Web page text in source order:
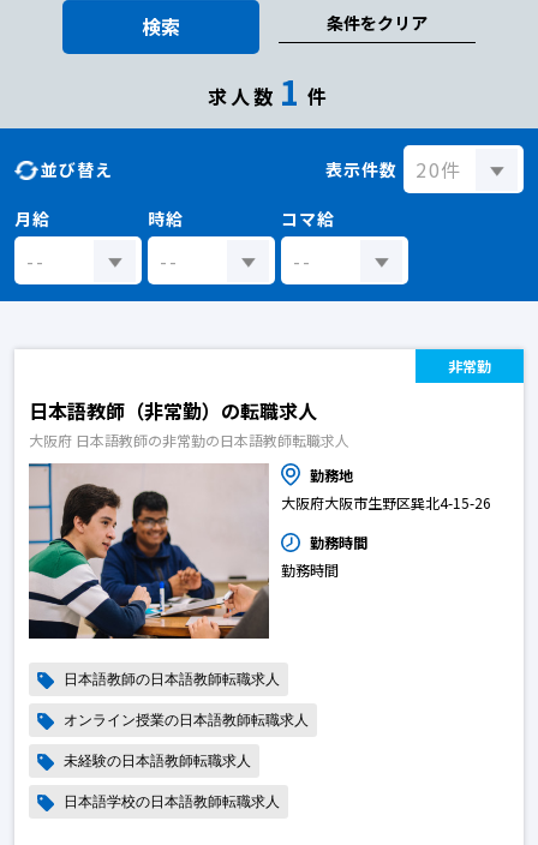
検索 条件をクリア
求人数 1 件
並び替え 表示件数
月給 時給 コマ給
非常勤
日本語教師（非常勤）の転職求人
大阪府 日本語教師の非常勤の日本語教師転職求人
勤務地
大阪府大阪市生野区巽北4-15-26
勤務時間
勤務時間
日本語教師の日本語教師転職求人
オンライン授業の日本語教師転職求人
未経験の日本語教師転職求人
日本語学校の日本語教師転職求人